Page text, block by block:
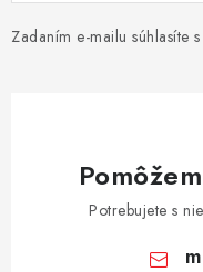
Zadaním e-mailu súhlasíte s
Potrebujete s